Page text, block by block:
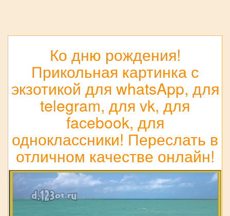
Ко дню рождения!
Прикольная картинка с
экзотикой для whatsApp, для
telegram, для vk, для
facebook, для
одноклассники! Переслать в
отличном качестве онлайн!